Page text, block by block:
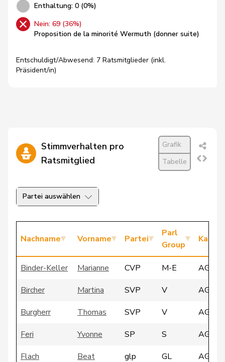
Enthaltung: 0 (0%)
Nein: 69 (36%)
Proposition de la minorité Wermuth (donner suite)
Entschuldigt/Abwesend: 7 Ratsmitglieder (inkl.
Präsident/in)
Stimmverhalten pro
Ratsmitglied
Grafik
Tabelle
Partei auswählen
Nachname Vorname Partei
Parl
Group
Binder-Keller Marianne CVP M-E
AG
Bircher
Martina SVP V
AG
Burgherr
Thomas SVP V
AG
Feri
Yvonne SP S
AG
Flach
Beat glp GL
AG